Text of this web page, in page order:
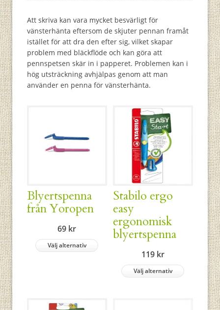
Att skriva kan vara mycket besvärligt för
vänsterhänta eftersom de skjuter pennan framåt
istället för att dra den efter sig, vilket skapar
problem med bläckflöde och kan göra att
pennspetsen skär in i papperet. Problemen kan i
hög utsträckning avhjälpas genom att man
använder en penna för vänsterhänta.
Blyertspenna
från Yoropen
69 kr
Välj alternativ
Stabilo ergo
easy
ergonomisk
blyertspenna
119 kr
Välj alternativ